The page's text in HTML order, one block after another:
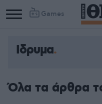
Games
Ιδρυμα
Όλα τα άρθρα